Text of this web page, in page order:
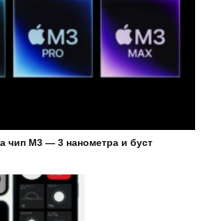
чип M3 — 3 нанометра и буст